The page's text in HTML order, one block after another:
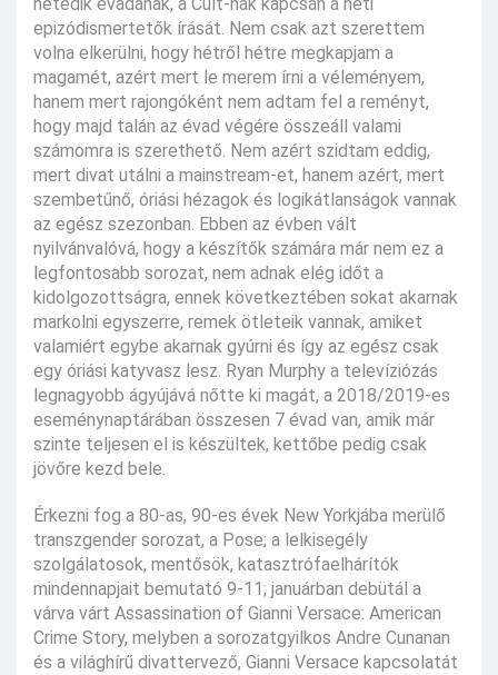
epizódismertetők írását. Nem csak azt szerettem
volna elkerülni, hogy hétről hétre megkapjam a
magamét, azért mert le merem írni a véleményem,
hanem mert rajongóként nem adtam fel a reményt,
hogy majd talán az évad végére összeáll valami
számomra is szerethető. Nem azért szidtam eddig,
mert divat utálni a mainstream-et, hanem azért, mert
szembetűnő, óriási hézagok és logikátlanságok vannak
az egész szezonban. Ebben az évben vált
nyilvánvalóvá, hogy a készítők számára már nem ez a
legfontosabb sorozat, nem adnak elég időt a
kidolgozottságra, ennek következtében sokat akarnak
markolni egyszerre, remek ötleteik vannak, amiket
valamiért egybe akarnak gyúrni és így az egész csak
egy óriási katyvasz lesz. Ryan Murphy a televíziózás
legnagyobb ágyújává nőtte ki magát, a 2018/2019-es
eseménynaptárában összesen 7 évad van, amik már
szinte teljesen el is készültek, kettőbe pedig csak
jövőre kezd bele.
Érkezni fog a 80-as, 90-es évek New Yorkjába merülő
transzgender sorozat, a Pose; a lelkisegély
szolgálatosok, mentősök, katasztrófaelhárítók
mindennapjait bemutató 9-11; januárban debütál a
várva várt Assassination of Gianni Versace: American
Crime Story, melyben a sorozatgyilkos Andre Cunanan
és a világhírű divattervező, Gianni Versace kapcsolatát